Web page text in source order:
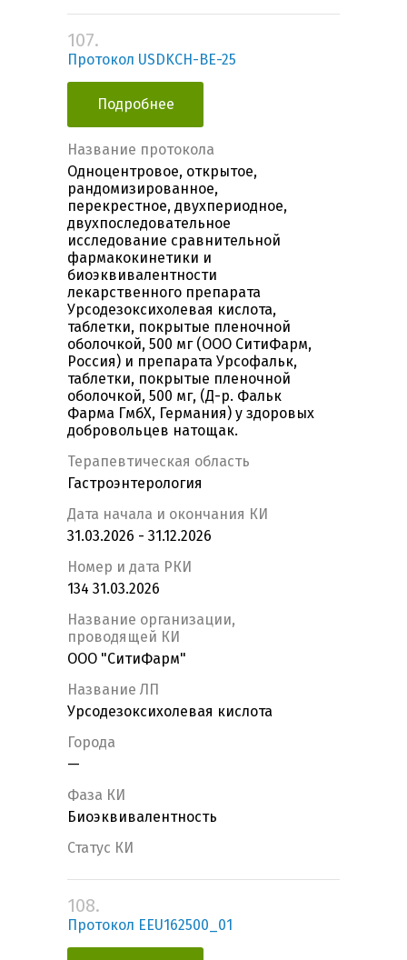
107.
Протокол USDKCH-BE-25
Подробнее
Название протокола
Одноцентровое, открытое,
рандомизированное,
перекрестное, двухпериодное,
двухпоследовательное
исследование сравнительной
фармакокинетики и
биоэквивалентности
лекарственного препарата
Урсодезоксихолевая кислота,
таблетки, покрытые пленочной
оболочкой, 500 мг (ООО СитиФарм,
Россия) и препарата Урсофальк,
таблетки, покрытые пленочной
оболочкой, 500 мг, (Д-р. Фальк
Фарма ГмбХ, Германия) у здоровых
добровольцев натощак.
Терапевтическая область
Гастроэнтерология
Дата начала и окончания КИ
31.03.2026 - 31.12.2026
Номер и дата РКИ
134 31.03.2026
Название организации,
проводящей КИ
ООО "СитиФарм"
Название ЛП
Урсодезоксихолевая кислота
Города
—
Фаза КИ
Биоэквивалентность
Статус КИ
108.
Протокол EEU162500_01